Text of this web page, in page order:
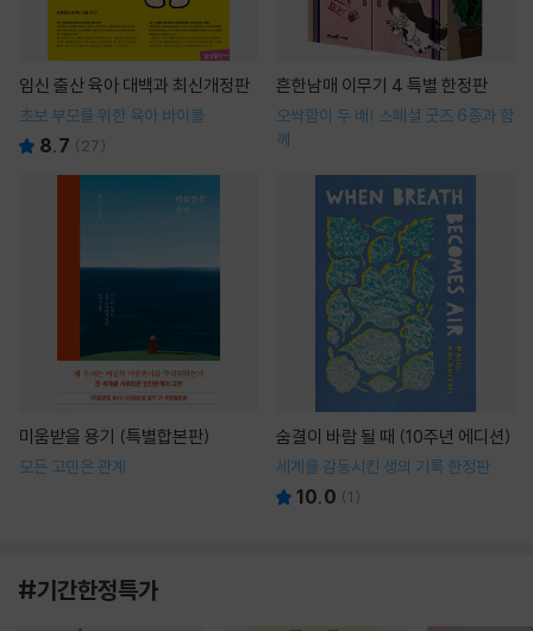
임신 출산 육아 대백과 최신개정판
초보 부모를 위한 육아 바이블
8.7 ( 27)
흔한남매 이무기 4 특별 한정판
오싹함이 두 배! 스페셜 굿즈 6종과 함
께
미움받을 용기 (특별합본판)
모든 고민은 관계
숨결이 바람 될 때 (10주년 에디션)
세계를 감동시킨 생의 기록 한정판
10.0 (1 )
#기간한정특가